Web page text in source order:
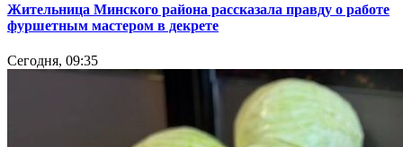
Жительница Минского района рассказала правду о работе
фуршетным мастером в декрете
Сегодня, 09:35